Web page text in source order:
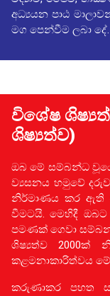
අධ්‍යයන පාඨ
මග පෙන්වීම ලබා දේ.
විශේෂ
ශිෂ්‍යත්ව)
ඔබ මේ සම්බන්ධ
ව්‍යසනය හමුවේ
නිර්මාණය කර ඇති
වීමටයි. මෙහිදී ඔබට
පමණක් ගෙවා
ශිෂ්‍යත්ව 2000ක්
කළමනාකාරිත්වය
කරුණාකර පහත